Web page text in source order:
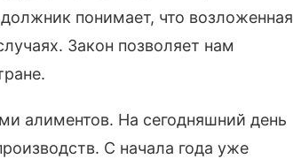
понимает, что возложенная
Закон позволяет нам
алиментов. На сегодняшний день
С начала года уже